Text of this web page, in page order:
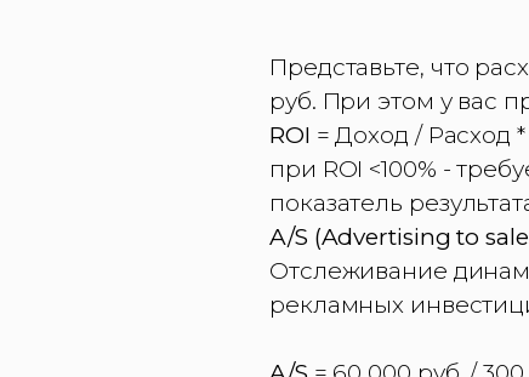
Представьте, что
руб. При этом у вас
ROI = Доход / Расход
при ROI <100% -
показатель
A/S (Advertising to
Отслеживание
рекламных